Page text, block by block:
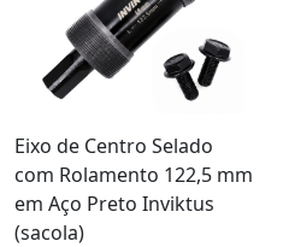
Eixo de Centro Selado
com Rolamento 122,5 mm
em Aço Preto Inviktus
(sacola)